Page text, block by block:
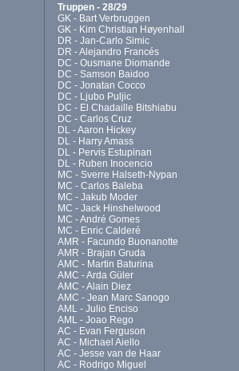
Truppen - 28/29
GK - Bart Verbruggen
GK - Kim Christian Høyenhall
DR - Jan-Carlo Simic
DR - Alejandro Francés
DC - Ousmane Diomande
DC - Samson Baidoo
DC - Jonatan Cocco
DC - Ljubo Puljic
DC - El Chadaille Bitshiabu
DC - Carlos Cruz
DL - Aaron Hickey
DL - Harry Amass
DL - Pervis Estupinan
DL - Ruben Inocencio
MC - Sverre Halseth-Nypan
MC - Carlos Baleba
MC - Jakub Moder
MC - Jack Hinshelwood
MC - André Gomes
MC - Enric Calderé
AMR - Facundo Buonanotte
AMR - Brajan Gruda
AMC - Martin Baturina
AMC - Arda Güler
AMC - Alain Diez
AMC - Jean Marc Sanogo
AML - Julio Enciso
AML - Joao Rego
AC - Evan Ferguson
AC - Michael Aiello
AC - Jesse van de Haar
AC - Rodrigo Miguel